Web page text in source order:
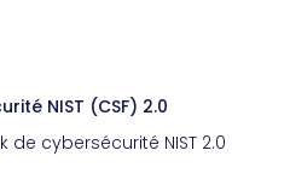
NIST (CSF) 2.0
cybersécurité NIST 2.0